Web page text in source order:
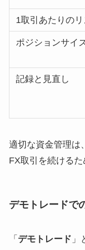
1取引あたりのリ
ポジションサイ
記録と見直し
適切な資金管理は
FX取引を続けるた
デモトレードで
「 デモトレード 」